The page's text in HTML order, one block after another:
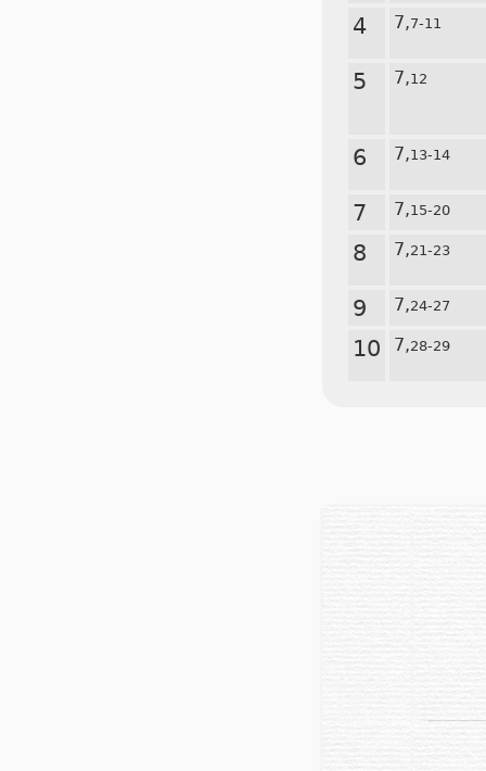
4 7,7-11
5 7,12
6 7,13-14
7 7,15-20
8 7,21-23
9 7,24-27
10 7,28-29